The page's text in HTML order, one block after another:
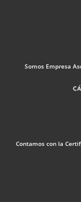
Somos Empresa
Contamos con la